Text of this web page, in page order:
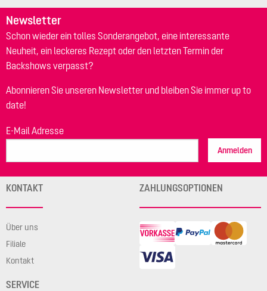
Newsletter
Schon wieder ein tolles Sonderangebot, eine interessante
Neuheit, ein leckeres Rezept oder den letzten Termin der
Backshows verpasst?
Abonnieren Sie unseren Newsletter und bleiben Sie immer up to
date!
E-Mail Adresse
Anmelden
KONTAKT
Über uns
Filiale
Kontakt
SERVICE
ZAHLUNGSOPTIONEN